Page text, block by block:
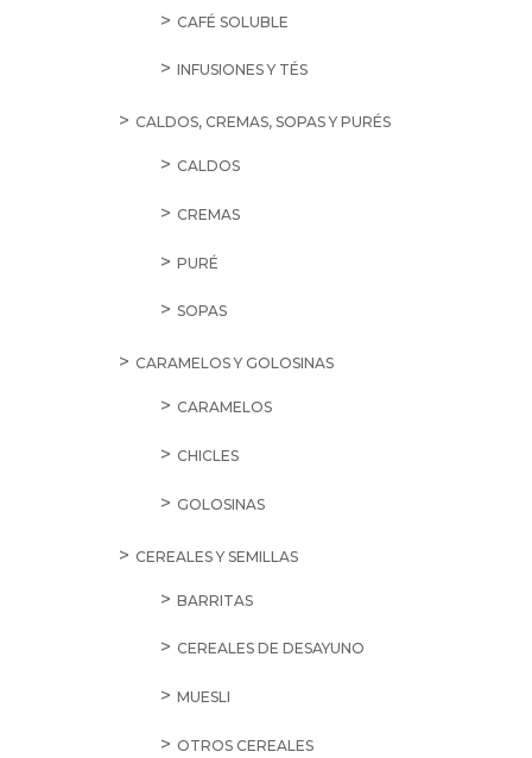
CAFÉ SOLUBLE
INFUSIONES Y TÉS
CALDOS, CREMAS, SOPAS Y PURÉS
CALDOS
CREMAS
PURÉ
SOPAS
CARAMELOS Y GOLOSINAS
CARAMELOS
CHICLES
GOLOSINAS
CEREALES Y SEMILLAS
BARRITAS
CEREALES DE DESAYUNO
MUESLI
OTROS CEREALES